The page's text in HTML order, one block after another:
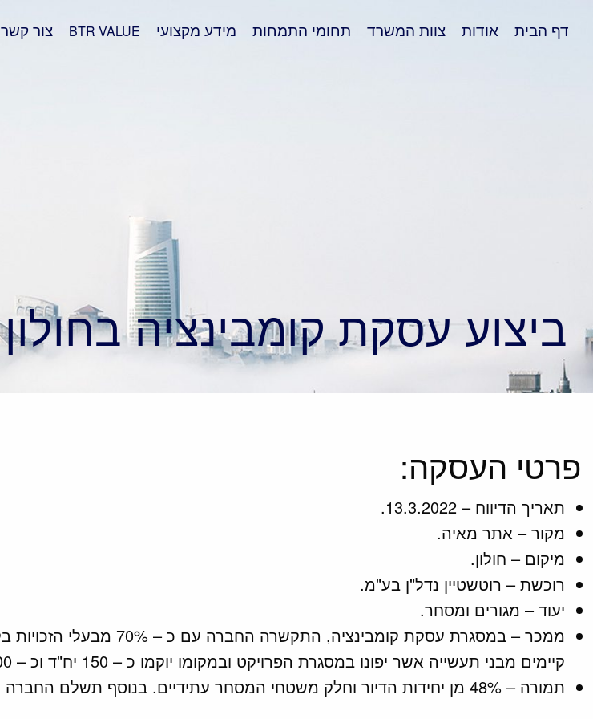
דף הבית אודות צוות המשרד תחומי התמחות מידע מקצועי BTR VALUE צור קשר
ביצוע עסקת קומבינציה בחולון
פרטי העסקה:
תאריך הדיווח – 13.3.2022.
מקור – אתר מאיה.
מיקום – חולון.
רוכשת – רוטשטיין נדל"ן בע"מ.
יעוד – מגורים ומסחר.
קיימים מבני תעשייה אשר יפונו במסגרת הפרויקט ובמקומו יוקמו כ – 150 יח"ד וכ – 4,600 מ"ר עיקרי של שטחי מסחר.
תמורה – 48% מן יחידות הדיור וחלק משטחי המסחר עתידיים. בנוסף תשלם החברה לבעלים סך של כ – 8,000,000 ₪ + מע"מ .